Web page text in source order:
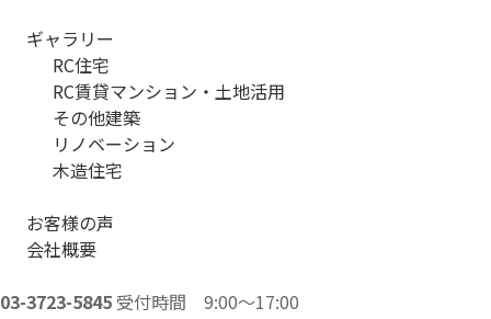
ギャラリー
RC住宅
RC賃貸マンション・土地活用
その他建築
リノベーション
木造住宅
お客様の声
会社概要
03-3723-5845 受付時間 9:00～17:00